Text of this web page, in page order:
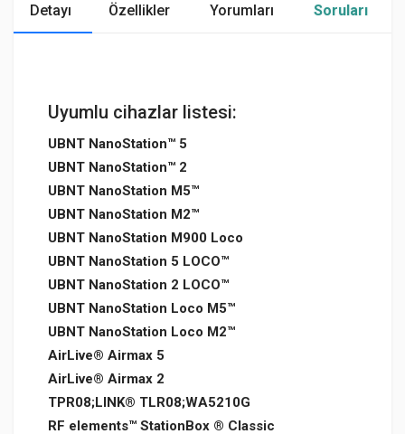
Detayı
Özellikler
Yorumları
Soruları
Uyumlu cihazlar listesi:
UBNT NanoStation™ 5
UBNT NanoStation™ 2
UBNT NanoStation M5™
UBNT NanoStation M2™
UBNT NanoStation M900 Loco
UBNT NanoStation 5 LOCO™
UBNT NanoStation 2 LOCO™
UBNT NanoStation Loco M5™
UBNT NanoStation Loco M2™
AirLive® Airmax 5
AirLive® Airmax 2
TPR08;LINK® TLR08;WA5210G
RF elements™ StationBox ® Classic